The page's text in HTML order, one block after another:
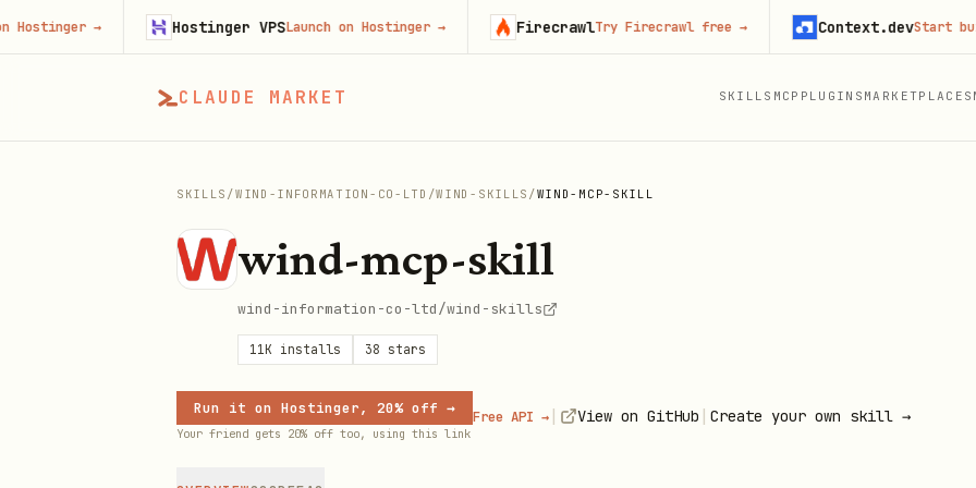
CLAUDE MARKET SKILLS MCP PLUGINS MARKETPLACES
SKILLS /WIND-INFORMATION-CO-LTD /WIND-SKILLS /WIND-MCP-SKILL
wind-mcp-skill
wind-information-co-ltd/wind-skills
11K installs 38 stars
Run it on Hostinger, 20% off →
Your friend gets 20% off too, using this link
Free API → | View on GitHub | Create your own skill →
→ Hostinger VPSLaunch on Hostinger→ FirecrawlTry Firecrawl free→ Context.devStart building